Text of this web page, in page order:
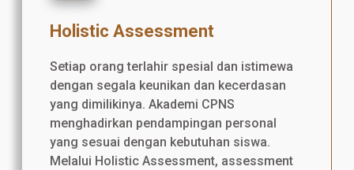
Holistic Assessment
Setiap orang terlahir spesial dan istimewa
dengan segala keunikan dan kecerdasan
yang dimilikinya. Akademi CPNS
menghadirkan pendampingan personal
yang sesuai dengan kebutuhan siswa.
Melalui Holistic Assessment, assessment